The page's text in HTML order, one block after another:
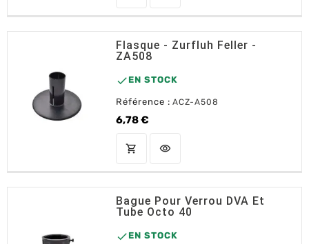
Flasque - Zurfluh Feller -
ZA508
 EN STOCK
Référence : ACZ-A508
6,78 €
Prix
shopping_cart AJOUTER AU PANIER
visibility
Bague Pour Verrou DVA Et
Tube Octo 40
 EN STOCK